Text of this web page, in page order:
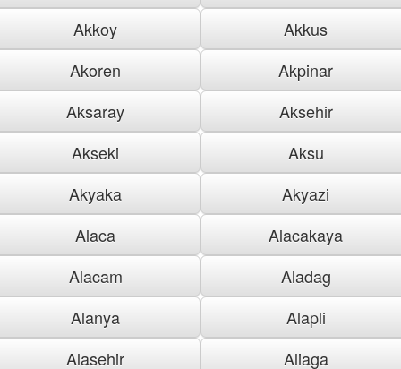
Akkoy
Akkus
Akoren
Akpinar
Aksaray
Aksehir
Akseki
Aksu
Akyaka
Akyazi
Alaca
Alacakaya
Alacam
Aladag
Alanya
Alapli
Alasehir
Aliaga